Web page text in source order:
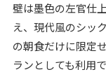
壁は墨色の左官仕
え、現代風のシッ
の朝食だけに限定
ランとしても利用